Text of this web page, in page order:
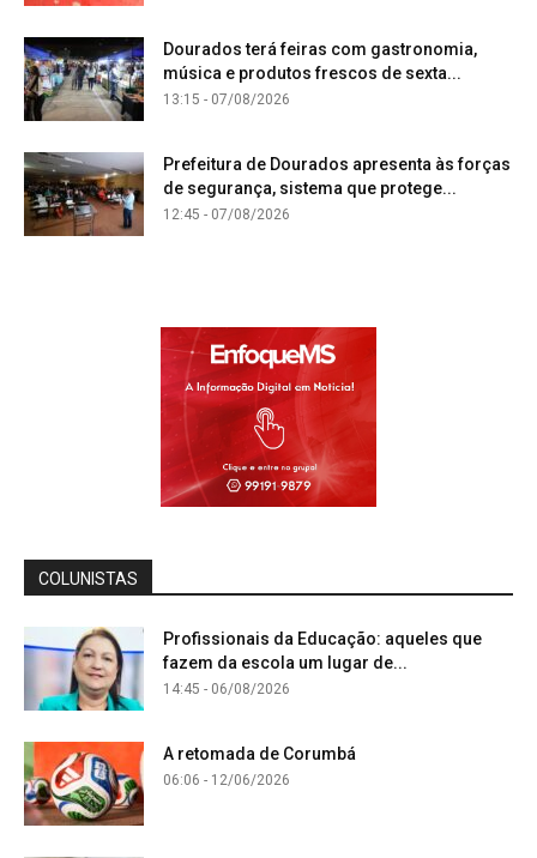
Dourados terá feiras com gastronomia,
música e produtos frescos de sexta...
13:15 - 07/08/2026
Prefeitura de Dourados apresenta às forças
de segurança, sistema que protege...
12:45 - 07/08/2026
COLUNISTAS
Profissionais da Educação: aqueles que
fazem da escola um lugar de...
14:45 - 06/08/2026
A retomada de Corumbá
06:06 - 12/06/2026